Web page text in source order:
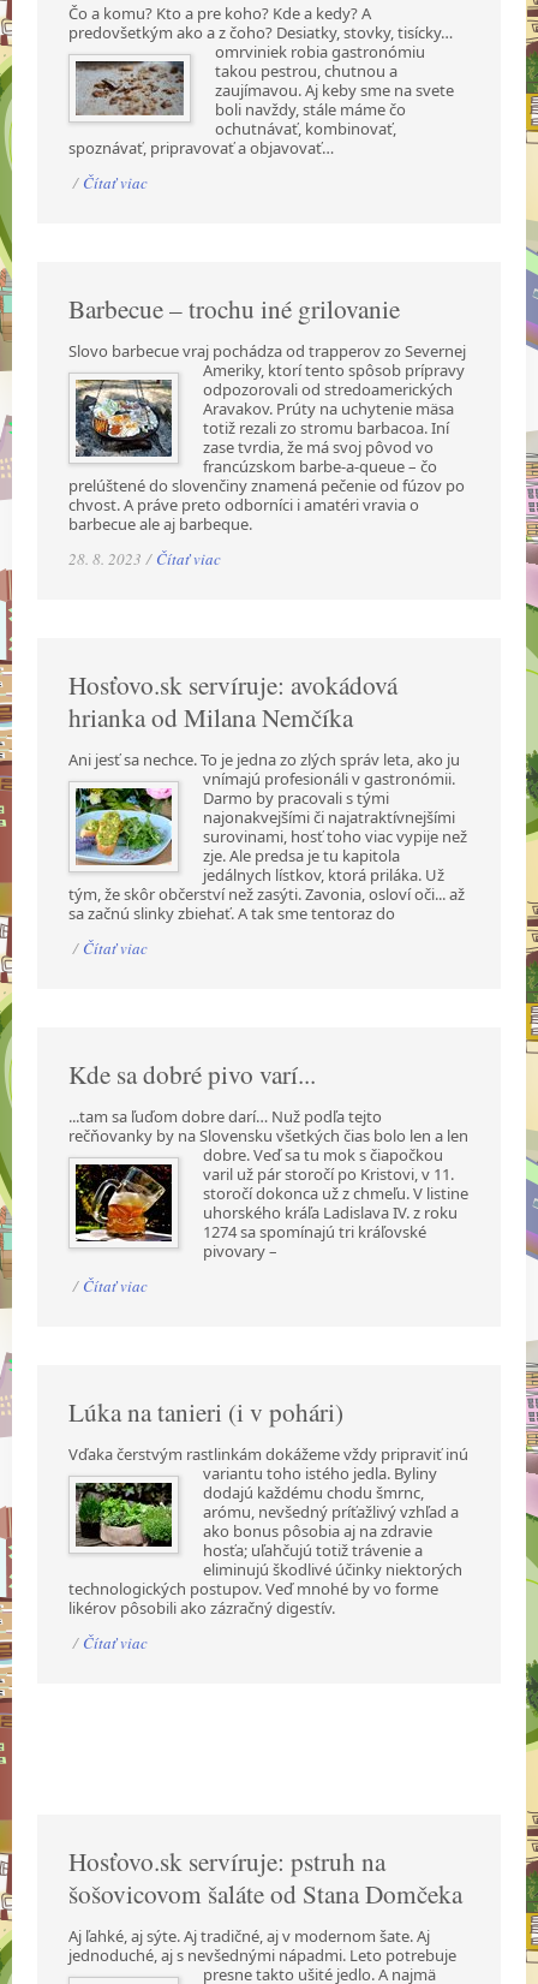
Čo a komu? Kto a pre koho? Kde a kedy? A
predovšetkým ako a z čoho? Desiatky, stovky,tisícky…
omrviniek robia gastronómiu
takou pestrou, chutnou a
zaujímavou. Aj keby sme na svete
boli navždy, stále máme čo
ochutnávať, kombinovať,
spoznávať, pripravovať a objavovať…
/ Čítať viac
Barbecue – trochu iné grilovanie
Slovo barbecue vraj pochádza od trapperov zo Severnej
Ameriky, ktorí tento spôsob prípravy
odpozorovali od stredoamerických
Aravakov. Prúty na uchytenie mäsa
totiž rezali zo stromu barbacoa. Iní
zase tvrdia, že má svoj pôvod vo
francúzskom barbe-a-queue – čo
prelúštené do slovenčiny znamená pečenie od fúzov po
chvost. A práve preto odborníci i amatéri vravia o
barbecue ale aj barbeque.
28. 8. 2023 / Čítať viac
Hosťovo.sk servíruje: avokádová
hrianka od Milana Nemčíka
Ani jesť sa nechce. To je jedna zo zlých správ leta, ako ju
vnímajú profesionáli v gastronómii.
Darmo by pracovali s tými
najonakvejšími či najatraktívnejšími
surovinami, hosť toho viac vypije než
zje. Ale predsa je tu kapitola
jedálnych lístkov, ktorá priláka. Už
tým, že skôr občerství než zasýti. Zavonia, osloví oči... až
sa začnú slinky zbiehať. A tak sme tentoraz do
/ Čítať viac
Kde sa dobré pivo varí...
...tam sa ľuďom dobre darí… Nuž podľa tejto
rečňovanky by na Slovensku všetkých čias bolo len a len
dobre. Veď sa tu mok s čiapočkou
varil už pár storočí po Kristovi, v 11.
storočí dokonca už z chmeľu. V listine
uhorského kráľa Ladislava IV. z roku
1274 sa spomínajú tri kráľovské
pivovary –
/ Čítať viac
Lúka na tanieri (i v pohári)
Vďaka čerstvým rastlinkám dokážeme vždy pripraviť inú
variantu toho istého jedla. Byliny
dodajú každému chodu šmrnc,
arómu, nevšedný príťažlivý vzhľad a
ako bonus pôsobia aj na zdravie
hosťa; uľahčujú totiž trávenie a
eliminujú škodlivé účinky niektorých
technologických postupov. Veď mnohé by vo forme
likérov pôsobili ako zázračný digestív.
/ Čítať viac
Hosťovo.sk servíruje: pstruh na
šošovicovom šaláte od Stana Domčeka
Aj ľahké, aj sýte. Aj tradičné, aj v modernom šate. Aj
jednoduché, aj s nevšednými nápadmi. Leto potrebuje
presne takto ušité jedlo. A najmä